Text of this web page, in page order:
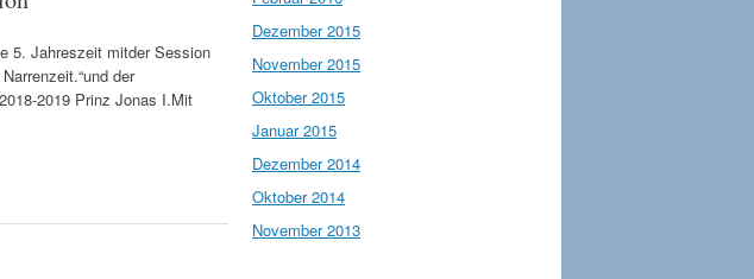
5. Jahreszeit mitder Session
der
2019 Prinz Jonas I.Mit
Dezember 2015
November 2015
Oktober 2015
Januar 2015
Dezember 2014
Oktober 2014
November 2013